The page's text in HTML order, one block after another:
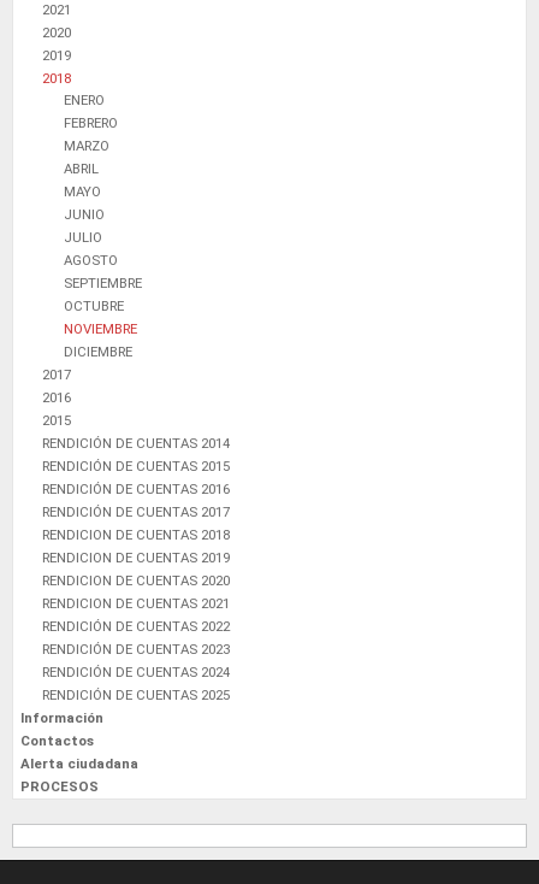
2021
2020
2019
2018
ENERO
FEBRERO
MARZO
ABRIL
MAYO
JUNIO
JULIO
AGOSTO
SEPTIEMBRE
OCTUBRE
NOVIEMBRE
DICIEMBRE
2017
2016
2015
RENDICIÓN DE CUENTAS 2014
RENDICIÓN DE CUENTAS 2015
RENDICIÓN DE CUENTAS 2016
RENDICIÓN DE CUENTAS 2017
RENDICION DE CUENTAS 2018
RENDICION DE CUENTAS 2019
RENDICION DE CUENTAS 2020
RENDICION DE CUENTAS 2021
RENDICIÓN DE CUENTAS 2022
RENDICIÓN DE CUENTAS 2023
RENDICIÓN DE CUENTAS 2024
RENDICIÓN DE CUENTAS 2025
Información
Contactos
Alerta ciudadana
PROCESOS